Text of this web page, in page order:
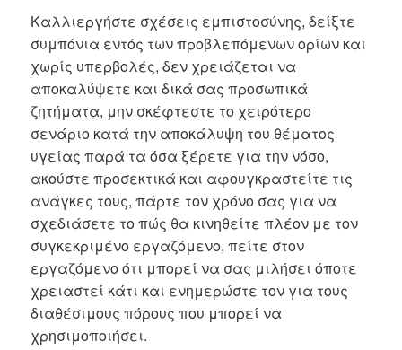
Καλλιεργήστε σχέσεις εμπιστοσύνης, δείξτε
συμπόνια εντός των προβλεπόμενων ορίων και
χωρίς υπερβολές, δεν χρειάζεται να
αποκαλύψετε και δικά σας προσωπικά
ζητήματα, μην σκέφτεστε το χειρότερο
σενάριο κατά την αποκάλυψη του θέματος
υγείας παρά τα όσα ξέρετε για την νόσο,
ακούστε προσεκτικά και αφουγκραστείτε τις
ανάγκες τους, πάρτε τον χρόνο σας για να
σχεδιάσετε το πώς θα κινηθείτε πλέον με τον
συγκεκριμένο εργαζόμενο, πείτε στον
εργαζόμενο ότι μπορεί να σας μιλήσει όποτε
χρειαστεί κάτι και ενημερώστε τον για τους
διαθέσιμους πόρους που μπορεί να
χρησιμοποιήσει.